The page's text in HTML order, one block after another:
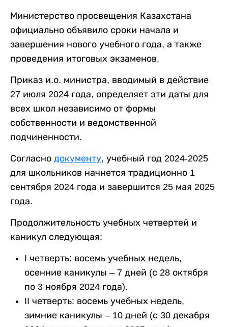
Министерство просвещения Казахстана
официально объявило сроки начала и
завершения нового учебного года, а также
проведения итоговых экзаменов.
Приказ и.о. министра, вводимый в действие
27 июля 2024 года, определяет эти даты для
всех школ независимо от формы
собственности и ведомственной
подчиненности.
Согласно документу, учебный год 2024-2025
для школьников начнется традиционно 1
сентября 2024 года и завершится 25 мая 2025
года.
Продолжительность учебных четвертей и
каникул следующая:
I четверть: восемь учебных недель,
осенние каникулы – 7 дней (с 28 октября
по 3 ноября 2024 года).
II четверть: восемь учебных недель,
зимние каникулы – 10 дней (с 30 декабря